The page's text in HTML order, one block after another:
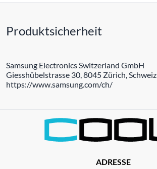
Produktsicherheit
Samsung Electronics Switzerland GmbH
Giesshübelstrasse 30, 8045 Zürich, Schweiz
https://www.samsung.com/ch/
ADRESSE